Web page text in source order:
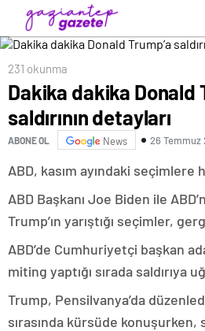
231 okunma
Dakika dakika Donald
saldırının detayları
ABONE OL News 26 Temmuz
ABD, kasım ayındaki seçimlere
ABD Başkanı Joe Biden ile
Trump’ın yarıştığı seçimler,
ABD’de Cumhuriyetçi başkan
miting yaptığı sırada saldırıya
Trump, Pensilvanya’da
sırasında kürsüde konuşurken,